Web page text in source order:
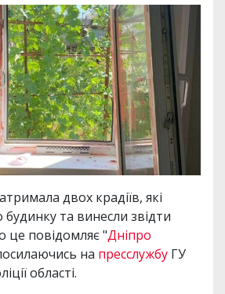
двох крадіїв, які
будинку та винесли звідти
це повідомляє "Дніпро
на пресслужбу ГУ
області.